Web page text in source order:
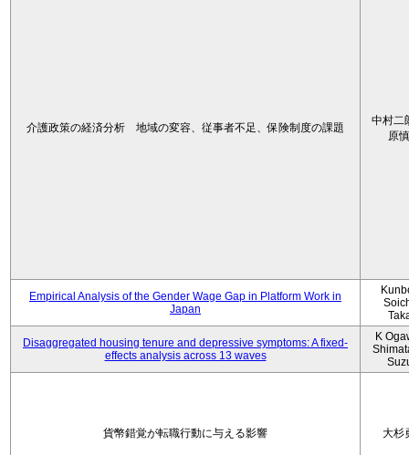
介護政策の経済分析 地域の変容、従事者不足、保険制度の課題
中村二
原
Empirical Analysis of the Gender Wage Gap in Platform Work in
Japan
Disaggregated housing tenure and depressive symptoms: A fixed-
effects analysis across 13 waves
K
貨幣錯覚が転職行動に与える影響 大杉